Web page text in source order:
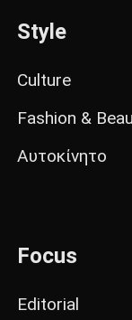
Style
Culture
Fashion &
Αυτοκίνητο
Focus
Editorial